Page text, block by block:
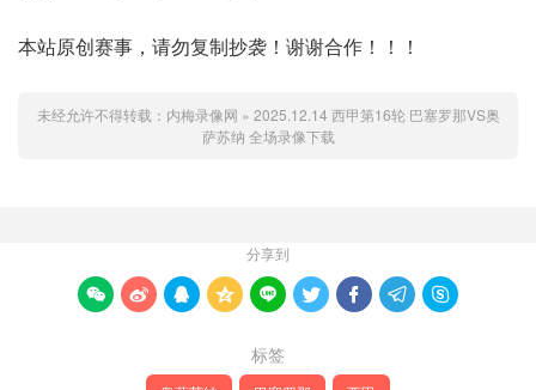
本站原创赛事，请勿复制抄袭！谢谢合作！！！
未经允许不得转载： 内梅录像网 » 2025.12.14 西甲第16轮 巴塞罗那VS奥
萨苏纳 全场录像下载
分享到
        
标签